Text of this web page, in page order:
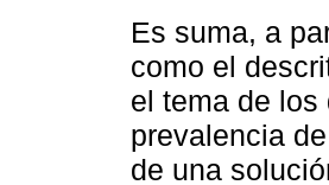
Es suma, a
como el
el tema de
prevalencia
de una